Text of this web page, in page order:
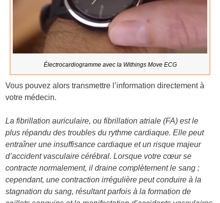
Électrocardiogramme avec la Withings Move ECG
Vous pouvez alors transmettre l’information directement à
votre médecin.
La fibrillation auriculaire, ou fibrillation atriale (FA) est le
plus répandu des troubles du rythme cardiaque. Elle peut
entraîner une insuffisance cardiaque et un risque majeur
d’accident vasculaire cérébral. Lorsque votre cœur se
contracte normalement, il draine complètement le sang ;
cependant, une contraction irrégulière peut conduire à la
stagnation du sang, résultant parfois à la formation de